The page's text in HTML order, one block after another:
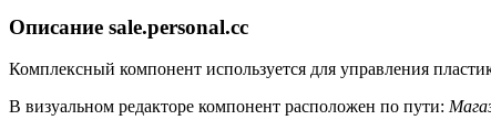
Описание sale.personal.cc
Комплексный компонент используется для управления
В визуальном редакторе компонент расположен по пути: